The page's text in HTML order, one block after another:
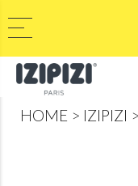
HOME IZIPIZI